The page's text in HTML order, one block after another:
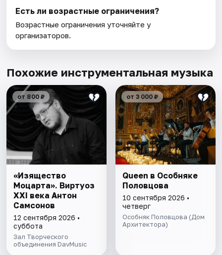
Есть ли возрастные ограничения?
Возрастные ограничения уточняйте у
организаторов.
Похожие инструментальная музыка
от 800 ₽
«Изящество
Моцарта». Виртуоз
ХХI века Антон
Самсонов
12 сентября 2026 •
суббота
Зал Творческого
объединения DavMusic
от 3 000 ₽
Queen в Особняке
Половцова
10 сентября 2026 •
четверг
Особняк Половцова (Дом
Архитектора)